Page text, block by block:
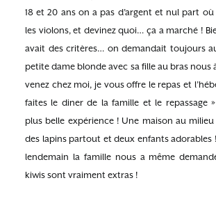
18 et 20 ans on a pas d’argent et nul part
les violons, et devinez quoi… ça a marché !
avait des critères… on demandait toujours
petite dame blonde avec sa fille au bras nous
venez chez moi, je vous offre le repas et
faites le diner de la famille et le repassage
plus belle expérience ! Une maison au
des lapins partout et deux enfants adorables
lendemain la famille nous a même
kiwis sont vraiment extras !